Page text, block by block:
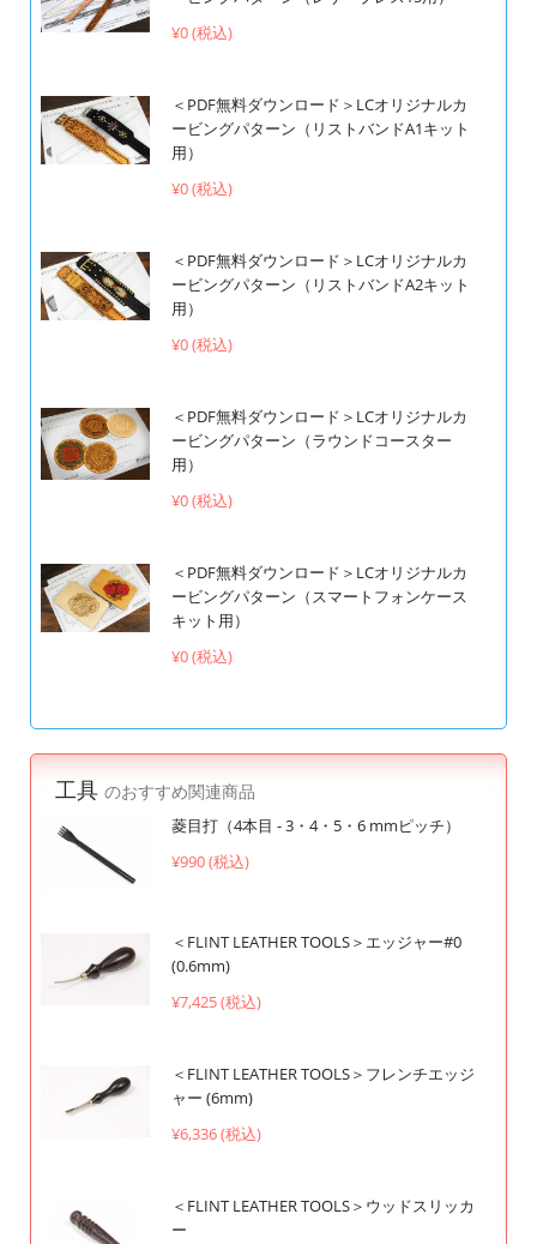
¥0 (税込)
＜PDF無料ダウンロード＞LCオリジナルカ
ービングパターン（リストバンドA1キット
用）
¥0 (税込)
＜PDF無料ダウンロード＞LCオリジナルカ
ービングパターン（リストバンドA2キット
用）
¥0 (税込)
＜PDF無料ダウンロード＞LCオリジナルカ
ービングパターン（ラウンドコースター
用）
¥0 (税込)
＜PDF無料ダウンロード＞LCオリジナルカ
ービングパターン（スマートフォンケース
キット用）
¥0 (税込)
工具 のおすすめ関連商品
菱目打（4本目 - 3・4・5・6 mmピッチ）
¥990 (税込)
＜FLINT LEATHER TOOLS＞エッジャー#0
(0.6mm)
¥7,425 (税込)
＜FLINT LEATHER TOOLS＞フレンチエッジ
ャー (6mm)
¥6,336 (税込)
＜FLINT LEATHER TOOLS＞ウッドスリッカ
ー